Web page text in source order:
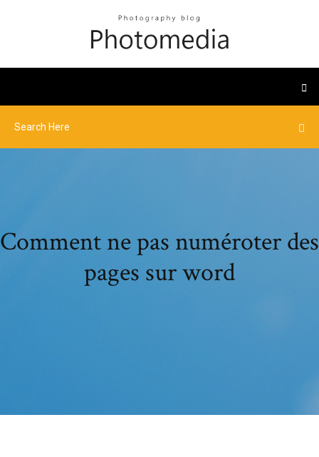
Comment ne pas numéroter des
pages sur word